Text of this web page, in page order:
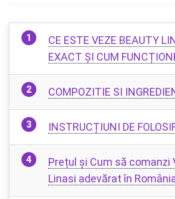
CE ESTE VEZE BEAUTY
EXACT ȘI CUM
COMPOZITIE SI
INSTRUCȚIUNI DE
Prețul și Cum să comanzi
Linasi adevărat în